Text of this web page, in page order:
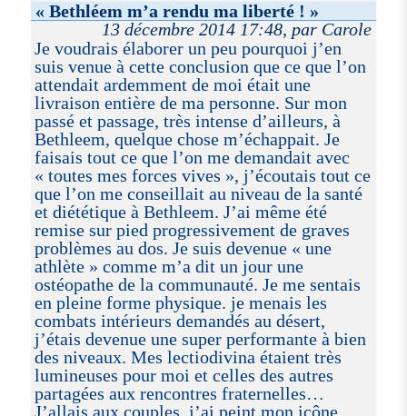
« Bethléem m’a rendu ma liberté ! »
13 décembre 2014 17:48, par Carole
Je voudrais élaborer un peu pourquoi j’en
suis venue à cette conclusion que ce que l’on
attendait ardemment de moi était une
livraison entière de ma personne. Sur mon
passé et passage, très intense d’ailleurs, à
Bethleem, quelque chose m’échappait. Je
faisais tout ce que l’on me demandait avec
« toutes mes forces vives », j’écoutais tout ce
que l’on me conseillait au niveau de la santé
et diététique à Bethleem. J’ai même été
remise sur pied progressivement de graves
problèmes au dos. Je suis devenue « une
athlète » comme m’a dit un jour une
ostéopathe de la communauté. Je me sentais
en pleine forme physique. je menais les
combats intérieurs demandés au désert,
j’étais devenue une super performante à bien
des niveaux. Mes lectiodivina étaient très
lumineuses pour moi et celles des autres
partagées aux rencontres fraternelles…
J’allais aux couples, j’ai peint mon icône